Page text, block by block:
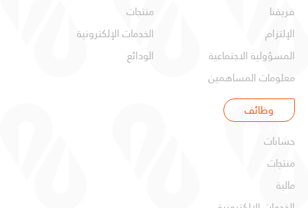
فريقنا
الإلتزام
المسؤولية الاجتماعية
معلومات المساهمين
وظائف
منتجات
الخدمات الإلكترونية
الودائع
شركات
حسابات
منتجات
مالية